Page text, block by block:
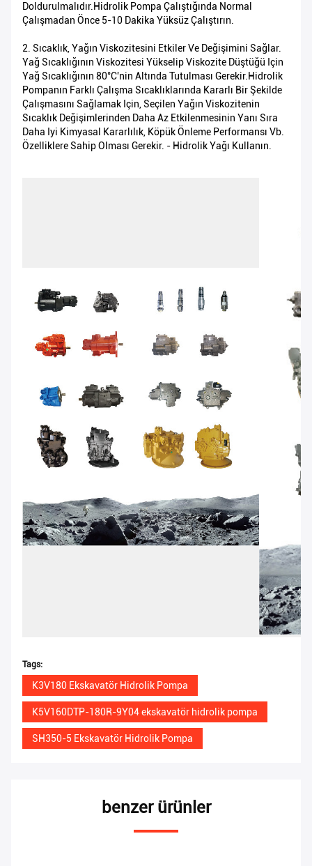
Doldurulmalıdır.Hidrolik Pompa Çalıştığında Normal
Çalışmadan Önce 5-10 Dakika Yüksüz Çalıştırın.
2. Sıcaklık, Yağın Viskozitesini Etkiler Ve Değişimini Sağlar.
Yağ Sıcaklığının Viskozitesi Yükselip Viskozite Düştüğü Için
Yağ Sıcaklığının 80°C'nin Altında Tutulması Gerekir.Hidrolik
Pompanın Farklı Çalışma Sıcaklıklarında Kararlı Bir Şekilde
Çalışmasını Sağlamak Için, Seçilen Yağın Viskozitenin
Sıcaklık Değişimlerinden Daha Az Etkilenmesinin Yanı Sıra
Daha Iyi Kimyasal Kararlılık, Köpük Önleme Performansı Vb.
Özelliklere Sahip Olması Gerekir. - Hidrolik Yağı Kullanın.
Tags:
K3V180 Ekskavatör Hidrolik Pompa
K5V160DTP-180R-9Y04 ekskavatör hidrolik pompa
SH350-5 Ekskavatör Hidrolik Pompa
benzer ürünler